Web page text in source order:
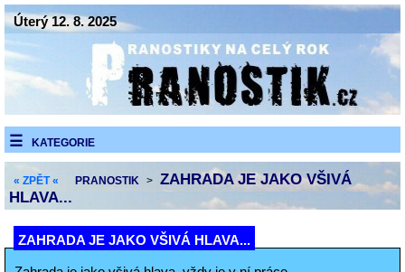
Úterý 12. 8. 2025
KATEGORIE
« ZPĚT « PRANOSTIK > ZAHRADA JE JAKO VŠIVÁ
HLAVA...
ZAHRADA JE JAKO VŠIVÁ HLAVA...